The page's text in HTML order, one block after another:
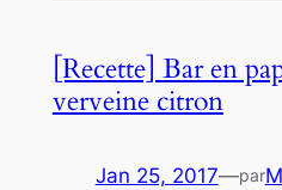
[Recette] Bar en
verveine citron
Jan 25, 2017—par